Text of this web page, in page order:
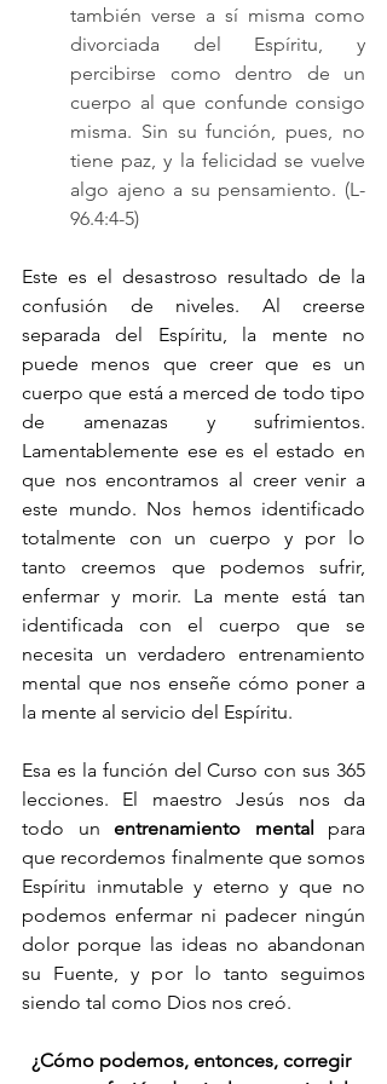
también verse a sí misma como
divorciada del Espíritu, y
percibirse como dentro de un
cuerpo al que confunde consigo
misma. Sin su función, pues, no
tiene paz, y la felicidad se vuelve
algo ajeno a su pensamiento. (L-
96.4:4-5)
Este es el desastroso resultado de la
confusión de niveles. Al creerse
separada del Espíritu, la mente no
puede menos que creer que es un
cuerpo que está a merced de todo tipo
de amenazas y sufrimientos.
Lamentablemente ese es el estado en
que nos encontramos al creer venir a
este mundo. Nos hemos identificado
totalmente con un cuerpo y por lo
tanto creemos que podemos sufrir,
enfermar y morir. La mente está tan
identificada con el cuerpo que se
necesita un verdadero entrenamiento
mental que nos enseñe cómo poner a
la mente al servicio del Espíritu.
Esa es la función del Curso con sus 365
lecciones. El maestro Jesús nos da
todo un entrenamiento mental
para
que recordemos finalmente que somos
Espíritu inmutable y eterno y que no
podemos enfermar ni padecer ningún
dolor porque las ideas no abandonan
su Fuente, y por lo tanto seguimos
siendo tal como Dios nos creó.
¿Cómo podemos, entonces, corregir